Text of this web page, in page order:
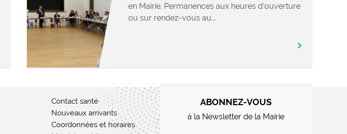
en Mairie. Permanences aux heures d’ouverture
ou sur rendez-vous au...
chevron_right
Contact santé
Nouveaux arrivants
Coordonnées et horaires
ABONNEZ-VOUS
à la Newsletter de la Mairie